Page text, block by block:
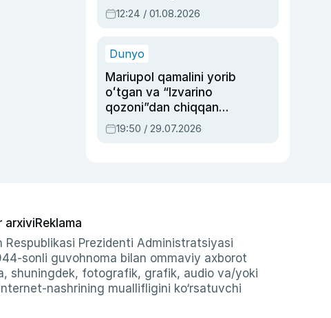
Oripovni siyosiy
ayblovlardan asrab
12:24 / 01.08.2026
Dunyo
Mariupol qamalini yorib
oʻtgan va “Izvarino
qozoni”dan chiqqan
qahramon — Ukraina
armiyasi bosh
19:50 / 29.07.2026
arxiviReklama
Respublikasi Prezidenti Administratsiyasi
sonli guvohnoma bilan ommaviy axborot
shuningdek, fotografik, grafik, audio va/yoki
nashrining muallifligini ko‘rsatuvchi